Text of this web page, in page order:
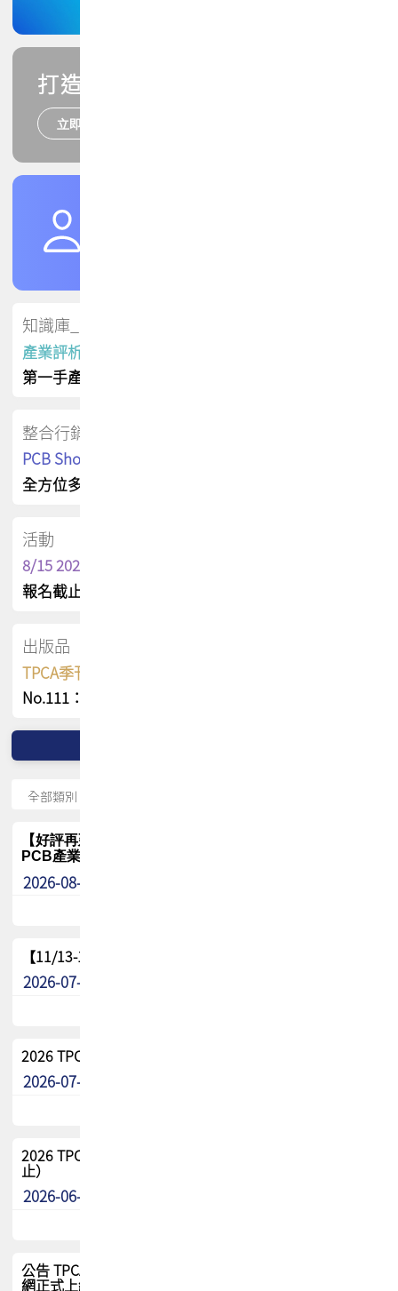
打造您的PCB專業技能
立即報名
知識庫_會員專屬
產業評析報告
第一手產業資訊
整合行銷
PCB Shop 採購指南
全方位多元曝光方案
活動
8/15 2026 TPCA健康盃保齡球聯誼賽
報名截止日 : 8/3 活動日期 : 8/15
出版品
TPCA季刊 FREE 線上版
No.111：PCB全球風險布局與韌性
【好評再延長】PCB GPT 全面開放體驗延長到8月!!
PCB產業專屬 AI 知識平台
2026-08-04
【11/13-15】2026 TPCA 百岳登頂_南橫三星
2026-07-22
2026 TPCA中南區會員問卷暨7/31交流餐敘報名
2026-07-08
2026 TPCA健康盃保齡球聯誼賽 熱烈報名中（8/3報名截
止）
2026-06-29
公告 TPCA 台灣電路板協會官網將迎來新面貌，7/1 新官
網正式上線！